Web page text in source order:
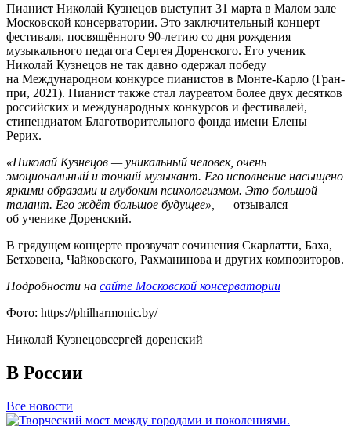
Пианист Николай Кузнецов выступит 31 марта в Малом зале
Московской консерватории. Это заключительный концерт
фестиваля, посвящённого 90-летию со дня рождения
музыкального педагога Сергея Доренского. Его ученик
Николай Кузнецов не так давно одержал победу
на Международном конкурсе пианистов в Монте-Карло (Гран-
при, 2021). Пианист также стал лауреатом более двух десятков
российских и международных конкурсов и фестивалей,
стипендиатом Благотворительного фонда имени Елены
Рерих.
«Николай Кузнецов — уникальный человек, очень
эмоциональный и тонкий музыкант. Его исполнение насыщено
яркими образами и глубоким психологизмом. Это большой
талант. Его ждёт большое будущее», — отзывался
об ученике Доренский.
В грядущем концерте прозвучат сочинения Скарлатти, Баха,
Бетховена, Чайковского, Рахманинова и других композиторов.
Подробности на сайте Московской консерватории
Фото: https://philharmonic.by/
Николай Кузнецовсергей доренский
В России
Все новости